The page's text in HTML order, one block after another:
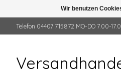
Telefon 04407 715872 MO-DO 7.00-
Wir benutzen